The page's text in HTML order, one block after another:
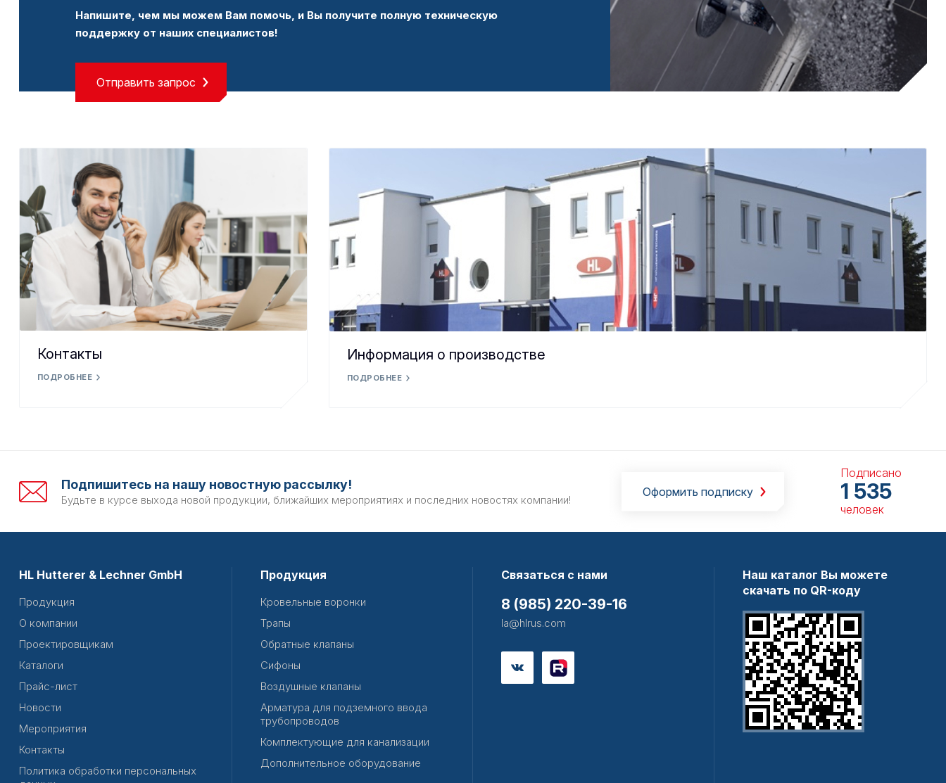
Напишите, чем мы можем Вам помочь, и Вы получите полную техническую
поддержку от наших специалистов!
Отправить запрос
Контакты
ПОДРОБНЕЕ
Информация о производстве
ПОДРОБНЕЕ
Подпишитесь на нашу новостную рассылку!
Будьте в курсе выхода новой продукции, ближайших мероприятиях и последних новостях компании!
Оформить подписку
Подписано
1 535
человек
HL Hutterer & Lechner GmbH
Продукция
О компании
Проектировщикам
Каталоги
Прайс-лист
Новости
Мероприятия
Контакты
Политика обработки персональных
Продукция
Кровельные воронки
Трапы
Обратные клапаны
Сифоны
Воздушные клапаны
Арматура для подземного ввода
трубопроводов
Комплектующие для канализации
Дополнительное оборудование
Связаться с нами
8 (985) 220-39-16
la@hlrus.com
Наш каталог Вы можете
скачать по QR-коду